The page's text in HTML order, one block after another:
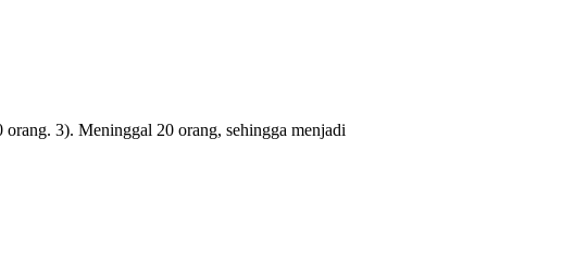
3). Meninggal 20 orang, sehingga menjadi